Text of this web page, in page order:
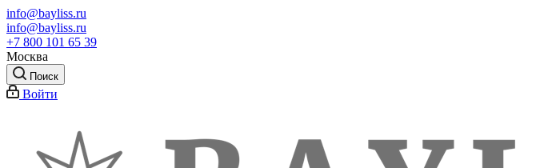
info@bayliss.ru
info@bayliss.ru
+7 800 101 65 39
Москва
Поиск
Войти